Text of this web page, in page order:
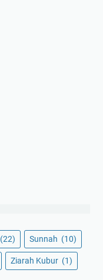
(22) Sunnah (10)
Ziarah Kubur (1)